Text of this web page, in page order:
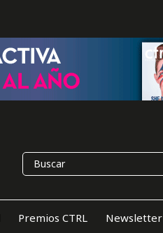
Premios CTRL Newsletter